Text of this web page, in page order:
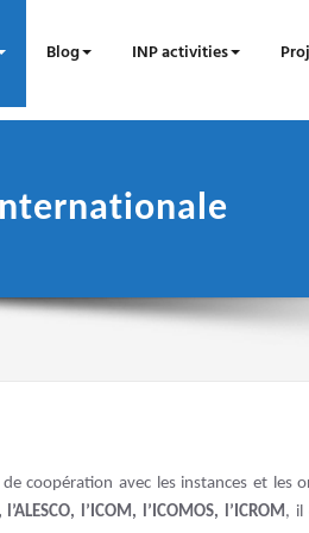
Blog INP activities
coopération avec les instances et les
l’ALESCO, l’ICOM, l’ICOMOS, l’ICROM, il